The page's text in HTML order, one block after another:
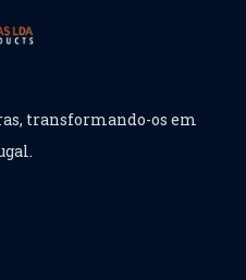
transformando-os em